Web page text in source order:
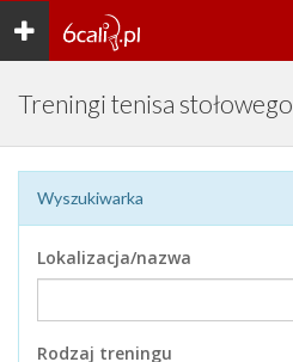
Toggle
navigation
Treningi tenisa stołowego
Wyszukiwarka
Lokalizacja/nazwa
Rodzaj treningu